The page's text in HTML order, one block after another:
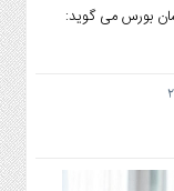
بورس می گوید: